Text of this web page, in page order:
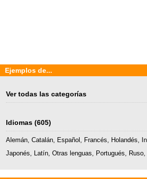
Ejemplos de...
Ver todas las categorías
Idiomas (605)
Alemán, Catalán, Español , Francés, Holandés,
Japonés, Latín, Otras lenguas, Portugués, Ruso,